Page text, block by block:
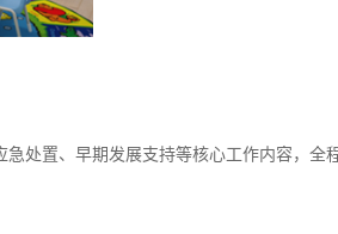
处置、早期发展支持等核心工作内容，全